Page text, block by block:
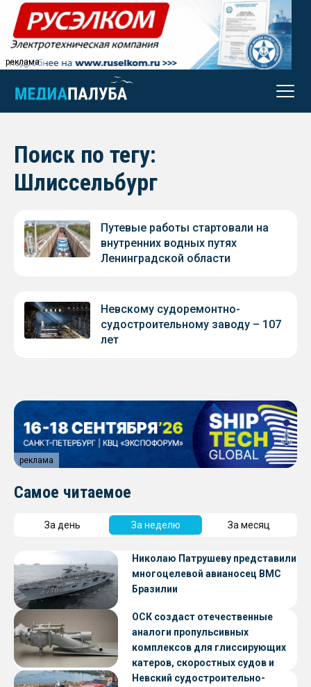
реклама
Поиск по тегу:
Шлиссельбург
Путевые работы стартовали на
внутренних водных путях
Ленинградской области
Невскому судоремонтно-
судостроительному заводу – 107
лет
реклама
Самое читаемое
За день За неделю За месяц
Николаю Патрушеву представили
многоцелевой авианосец ВМС
Бразилии
ОСК создаст отечественные
аналоги пропульсивных
комплексов для глиссирующих
катеров, скоростных судов и
судов с малой осадкой
Невский судостроительно-